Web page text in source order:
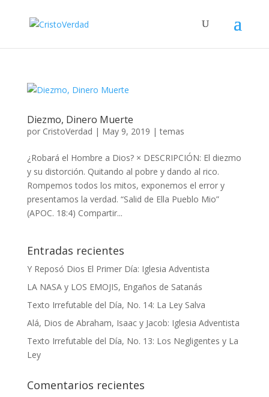
Diezmo, Dinero Muerte
por CristoVerdad | May 9, 2019 |temas
¿Robará el Hombre a Dios? × DESCRIPCIÓN: El diezmo
y su distorción. Quitando al pobre y dando al rico.
Rompemos todos los mitos, exponemos el error y
presentamos la verdad. “Salid de Ella Pueblo Mio”
(APOC. 18:4) Compartir...
Entradas recientes
Y Reposó Dios El Primer Día: Iglesia Adventista
LA NASA y LOS EMOJIS, Engaños de Satanás
Texto Irrefutable del Día, No. 14: La Ley Salva
Alá, Dios de Abraham, Isaac y Jacob: Iglesia Adventista
Texto Irrefutable del Día, No. 13: Los Negligentes y La
Ley
Comentarios recientes